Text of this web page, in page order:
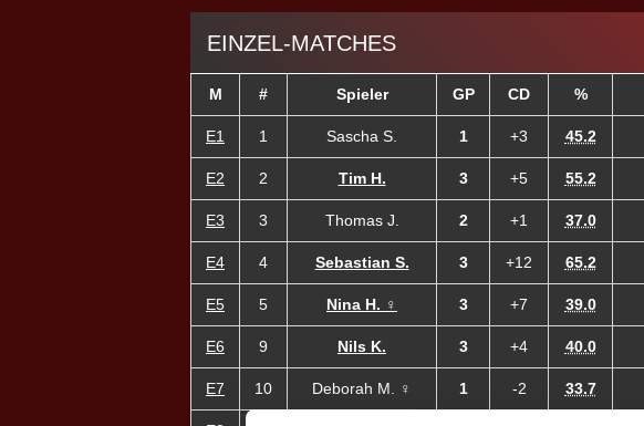
EINZEL-MATCHES
M # Spieler GP CD %
E1 1 Sascha S. 1 +3 45.2
E2 2 Tim H. 3 +5 55.2
E3 3 Thomas J. 2 +1 37.0
E4 4 Sebastian S. 3 +12 65.2
E5 5 Nina H. ♀ 3 +7 39.0
E6 9 Nils K. 3 +4 40.0
E7 10 Deborah M. ♀ 1 -2 33.7